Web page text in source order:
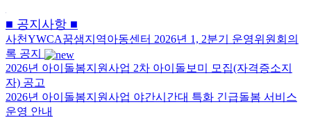
■ 공지사항 ■
사천YWCA꿈샘지역아동센터 2026년 1, 2분기 운영위원회의
록 공지
2026년 아이돌봄지원사업 2차 아이돌보미 모집(자격증소지
자) 공고
2026년 아이돌봄지원사업 야간시간대 특화 긴급돌봄 서비스
운영 안내